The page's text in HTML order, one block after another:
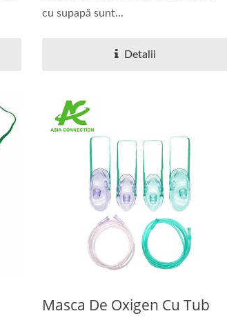
cu supapă sunt...
Detalii
Masca De Oxigen Cu Tub